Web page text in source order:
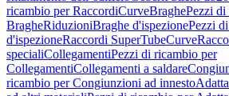
ricambio per RaccordiCurveBraghePezzi di
BragheRiduzioniBraghe d'ispezionePezzi
d'ispezioneRaccordi SuperTubeCurve
specialiCollegamentiPezzi di ricambio per
CollegamentiCollegamenti a saldare
ricambio per Congiunzioni ad innesto